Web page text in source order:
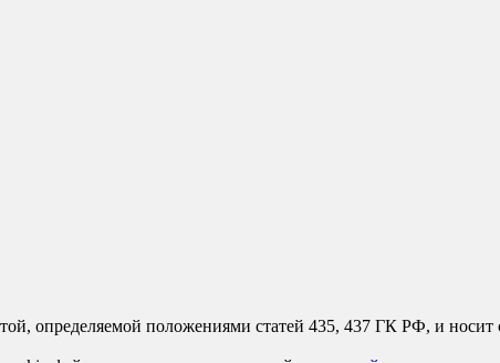
определяемой положениями статей 435, 437 ГК РФ, и носит